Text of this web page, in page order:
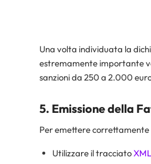
Una volta individuata la
estremamente importante
sanzioni da 250 a 2.000
5. Emissione della
Per emettere
Utilizzare il tracciato XML